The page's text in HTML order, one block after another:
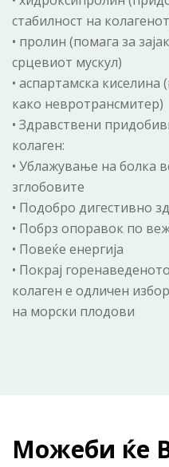
стабилност на
• пролин (помага за
срцевиот мускул)
• аспартaмска киселина
како невротрансмитер)
• Здравствени
колаген:
• Ублажување на болка
зглобовите
• Подобро дигестивно
• Побрз опоравок по
• Повеќе енергија
• Покрај
колаген е одличен
на морски плодови
Можеби ќе